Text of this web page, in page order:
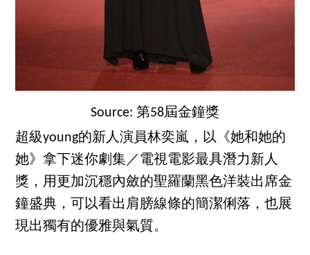
Source: 第58屆金鐘獎
超級young的新人演員林奕嵐，以《她和她的
她》拿下迷你劇集／電視電影最具潛力新人
獎，用更加沉穩內斂的聖羅蘭黑色洋裝出席金
鐘盛典，可以看出肩膀線條的簡潔俐落，也展
現出獨有的優雅與氣質。